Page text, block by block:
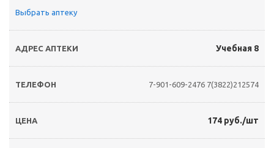
Выбрать аптеку
Учебная 8
7-901-609-2476 7(3822)212574
174 руб./шт